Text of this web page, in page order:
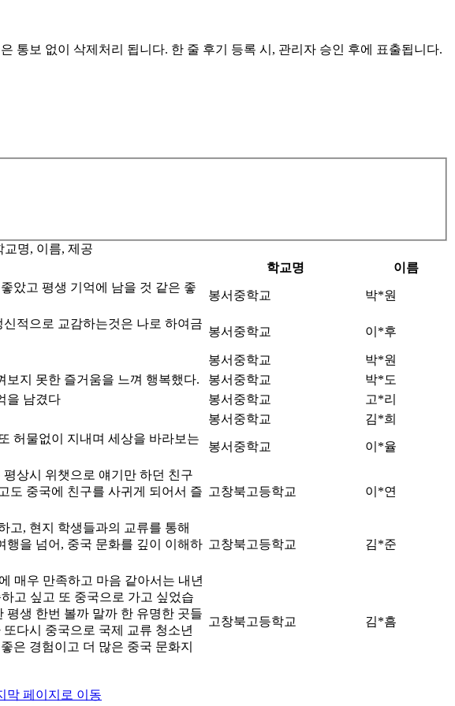
통보 없이 삭제처리 됩니다. 한 줄 후기 등록 시, 관리자 승인 후에 표출됩니다.
교명, 이름, 제공
학교명 이름
았고 평생 기억에 남을 것 같은 좋
봉서중학교 박*원
적으로 교감하는것은 나로 하여금
봉서중학교 이*후
봉서중학교
박*원
지 못한 즐거움을 느껴 행복했다. 봉서중학교
박*도
을 남겼다 봉서중학교
고*리
봉서중학교 김*희
허물없이 지내며 세상을 바라보는
봉서중학교 이*율
상시 위챗으로 얘기만 하던 친구
도 중국에 친구를 사귀게 되어서 즐 고창북고등학교 이*연
고, 현지 학생들과의 교류를 통해
행을 넘어, 중국 문화를 깊이 이해하 고창북고등학교 김*준
매우 만족하고 마음 같아서는 내년
고 싶고 또 중국으로 가고 싶었습
평생 한번 볼까 말까 한 유명한 곳들
다시 중국으로 국제 교류 청소년
은 경험이고 더 많은 중국 문화지
고창북고등학교 김*흠
막 페이지로 이동